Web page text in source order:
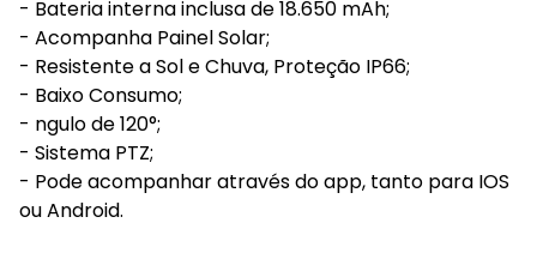
- Bateria interna inclusa de 18.650 mAh;
- Acompanha Painel Solar;
- Resistente a Sol e Chuva, Proteção IP66;
- Baixo Consumo;
- ngulo de 120°;
- Sistema PTZ;
- Pode acompanhar através do app, tanto para IOS
ou Android.